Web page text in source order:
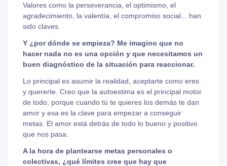
Valores como la perseverancia, el optimismo, el
agradecimiento, la valentía, el compromiso social... han
sido claves.
Y ¿por dónde se empieza? Me imagino que no
hacer nada no es una opción y que necesitamos un
buen diagnóstico de la situación para reaccionar.
Lo principal es asumir la realidad, aceptarte como eres
y quererte. Creo que la autoestima es el principal motor
de todo, porque cuando tú te quieres los demás te dan
amor y esa es la clave para empezar a conseguir
metas. El amor está detrás de todo lo bueno y positivo
que nos pasa.
A la hora de plantearse metas personales o
colectivas, ¿qué límites cree que hay que